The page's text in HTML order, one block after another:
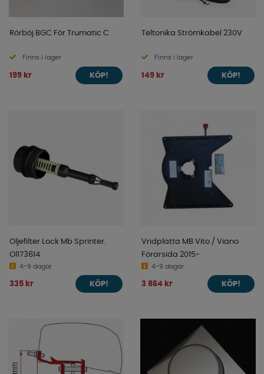
Rörböj BGC För Trumatic C
Finns i lager
199 kr KÖP!
Teltonika Strömkabel 230V
Finns i lager
149 kr KÖP!
Oljefilter Lock Mb Sprinter.
Ol173614
4-9 dagar
335 kr KÖP!
Vridplatta MB Vito / Viano
Förarsida 2015-
4-9 dagar
3 864 kr KÖP!